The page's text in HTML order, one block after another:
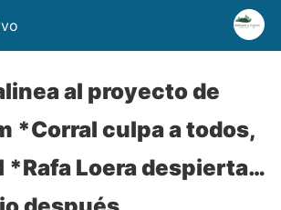
al proyecto de
*Corral culpa a todos,
*Rafa Loera despierta…